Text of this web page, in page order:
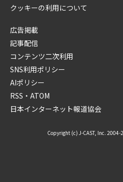
クッキーの利用について
広告掲載
記事配信
コンテンツ二次利用
SNS利用ポリシー
AIポリシー
RSS・ATOM
日本インターネット報道協会
Copyright (c) J-CAST, Inc.